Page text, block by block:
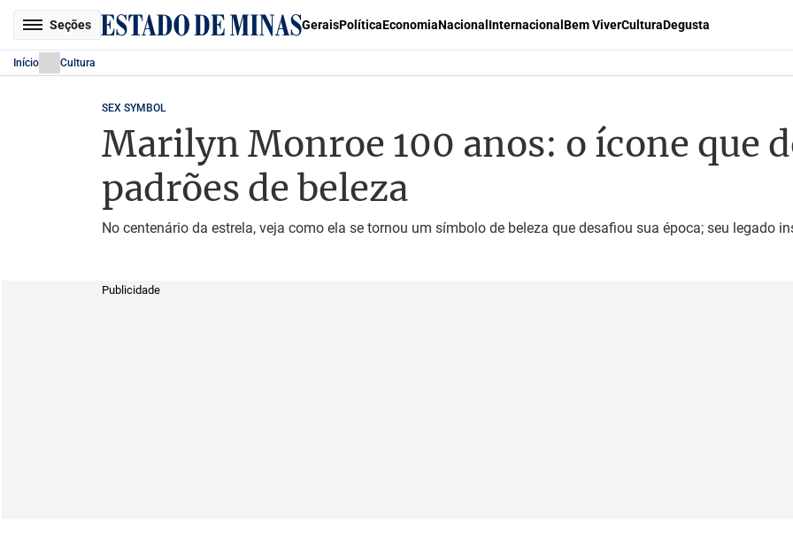
Seções GeraisPolíticaEconomiaNacional Internacional Bem ViverCulturaDegusta
Início Cultura
SEX SYMBOL
Marilyn Monroe 100 anos: o ícone que
padrões de beleza
No centenário da estrela, veja como ela se tornou um símbolo de beleza que desafiou sua época; seu legado
Publicidade